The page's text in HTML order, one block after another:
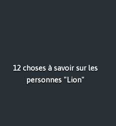
12 choses à savoir sur les
personnes "Lion"